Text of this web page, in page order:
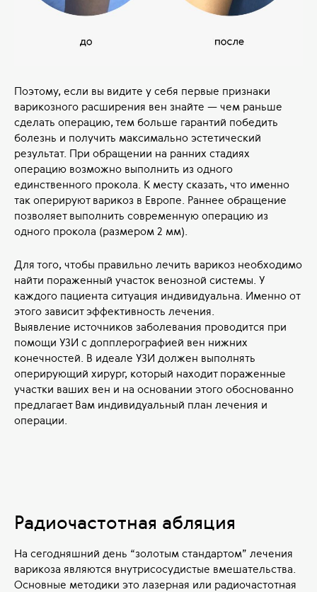
Поэтому, если вы видите у себя первые признаки
варикозного расширения вен знайте — чем раньше
сделать операцию, тем больше гарантий победить
болезнь и получить максимально эстетический
результат. При обращении на ранних стадиях
операцию возможно выполнить из одного
единственного прокола. К месту сказать, что именно
так оперируют варикоз в Европе. Раннее обращение
позволяет выполнить современную операцию из
одного прокола (размером 2 мм).
Для того, чтобы правильно лечить варикоз необходимо
найти пораженный участок венозной системы. У
каждого пациента ситуация индивидуальна. Именно от
этого зависит эффективность лечения.
Выявление источников заболевания проводится при
помощи УЗИ с допплерографией вен нижних
конечностей. В идеале УЗИ должен выполнять
оперирующий хирург, который находит пораженные
участки ваших вен и на основании этого обоснованно
предлагает Вам индивидуальный план лечения и
операции.
Радиочастотная абляция
На сегодняшний день “золотым стандартом” лечения
варикоза являются внутрисосудистые вмешательства.
Основные методики это лазерная или радиочастотная